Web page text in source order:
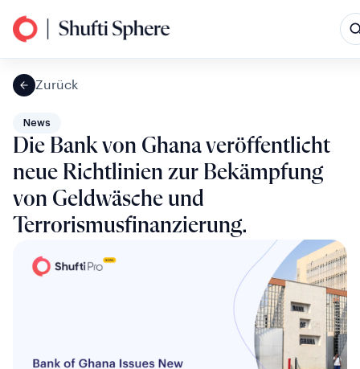
Zurück
News
Die Bank von Ghana veröffentlicht
neue Richtlinien zur Bekämpfung
von Geldwäsche und
Terrorismusfinanzierung.